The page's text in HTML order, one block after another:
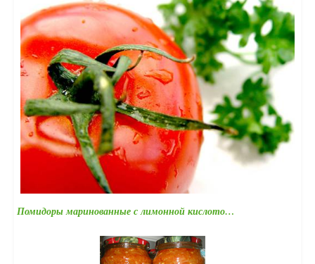
Помидоры маринованные с лимонной кислото…